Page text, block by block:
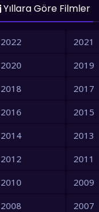
Yıllara Göre Filmler
2022
2021
2020
2019
2018
2017
2016
2015
2014
2013
2012
2011
2010
2009
2008
2007